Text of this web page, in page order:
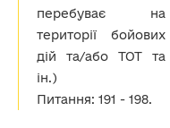
перебуває на
території бойових
дій та/або ТОТ та
ін.)
Питання: 191 - 198.